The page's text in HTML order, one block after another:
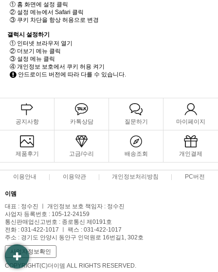
① 홈 화면에 설정 클릭
② 설정 메뉴에서 Safari 클릭
③ 쿠키 차단을 항상 허용으로 변경
갤럭시 설정하기
① 인터넷 브라우저 열기
② 더보기 메뉴 클릭
③ 설정 메뉴 클릭
④ 개인정보 보호에서 쿠키 허용 켜기
안드로이드 버전에 따라 다를 수 있습니다.
공지사항 카톡상담 질문하기 마이페이지
제품후기 고금/수리 배송조회 개인결제
이용안내 이용약관 개인정보처리방침 PC버전
이뎀
대표 : 정수진 ㅣ 개인정보 보호 책임자 : 정수진
사업자 등록번호 : 105-12-24159
통신판매업신고번호 : 종로통신 제0191호
전화 : 031-422-1017 ㅣ 팩스 : 031-422-1017
주소 : 경기도 안양시 동안구 인덕원로 16번길1, 302호
사업자정보확인
COPYRIGHT(C)더이뎀 ALL RIGHTS RESERVED.